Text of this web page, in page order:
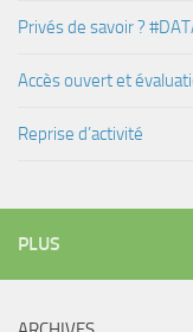
Privés de savoir ?
Accès ouvert et
Reprise d’activité
PLUS